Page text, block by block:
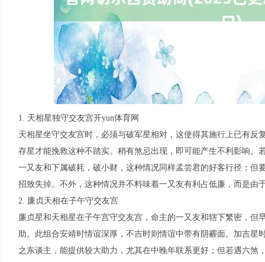
1. 天相星独守交友宫开yun体育网
天相星坐守交友宫时，必须与破军星相对，这使得其施行上已有反
存星才能挽救这种不踏实。稍有煞忌出现，即可能产生不利影响。
一又友和下属破耗，破小财，这种情况同样孟尝君的好客行径；但
招致失掉。不外，这种情况并不料味着一又友有利占低廉，而是由
2. 廉贞天相在子午守交友宫
廉贞星和天相星在子午宫守交友宫，命主的一又友和辖下繁密，但
助。此组合安靖时情谊深厚，不吉时则情谊中带有阴霾面。加吉星
之东谈主，能提供较大助力，尤其在中晚年联系更好；但若遇六煞